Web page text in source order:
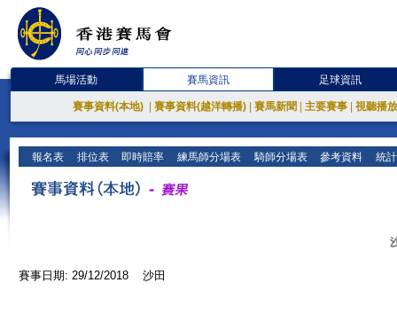
馬場活動 賽馬資訊 足球資訊
賽事資料(本地) 賽事資料(越洋轉播) 賽馬新聞 主要賽事 視聽播
報名表 排位表 即時賠率 練馬師分場表 騎師分場表 參考資料 統
賽事日期: 29/12/2018 沙田